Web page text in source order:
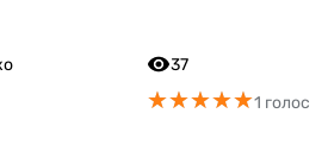
37
★★★★★
★★★★★1 голос